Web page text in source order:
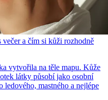
večer a čím si kůži rozhodně
vytvořila na těle mapu. Kůže
látky působí jako osobní
mastného a nejlépe